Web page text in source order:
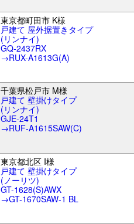
東京都町田市 K様
戸建て 屋外据置きタイプ
(リンナイ)
GQ-2437RX
→RUX-A1613G(A)
千葉県松戸市 M様
戸建て 壁掛けタイプ
(リンナイ)
GJE-24T1
→RUF-A1615SAW(C)
東京都北区 I様
戸建て 壁掛けタイプ
(ノーリツ)
GT-1628(S)AWX
→GT-1670SAW-1 BL